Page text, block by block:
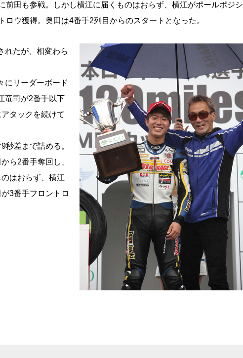
前田も参戦。しかし横江に届くものはおらず、横江がポールポジシ
ウ獲得。奥田は4番手2列目からのスタートとなった。
れたが、相変わら
にリーダーボード
竜司が2番手以下
タックを続けて
差まで詰める。
ら2番手奪回し、
はおらず、横江
3番手フロントロ